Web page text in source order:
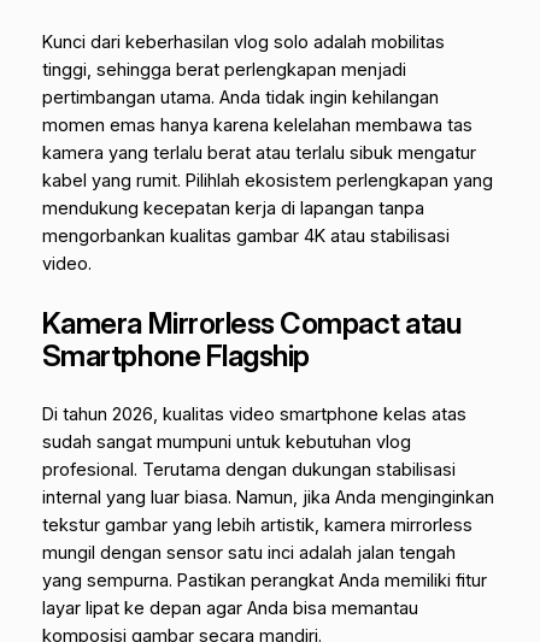
Kunci dari keberhasilan vlog solo adalah mobilitas
tinggi, sehingga berat perlengkapan menjadi
pertimbangan utama. Anda tidak ingin kehilangan
momen emas hanya karena kelelahan membawa tas
kamera yang terlalu berat atau terlalu sibuk mengatur
kabel yang rumit. Pilihlah ekosistem perlengkapan yang
mendukung kecepatan kerja di lapangan tanpa
mengorbankan kualitas gambar 4K atau stabilisasi
video.
Kamera Mirrorless Compact atau
Smartphone Flagship
Di tahun 2026, kualitas video smartphone kelas atas
sudah sangat mumpuni untuk kebutuhan vlog
profesional. Terutama dengan dukungan stabilisasi
internal yang luar biasa. Namun, jika Anda menginginkan
tekstur gambar yang lebih artistik, kamera mirrorless
mungil dengan sensor satu inci adalah jalan tengah
yang sempurna. Pastikan perangkat Anda memiliki fitur
layar lipat ke depan agar Anda bisa memantau
komposisi gambar secara mandiri.